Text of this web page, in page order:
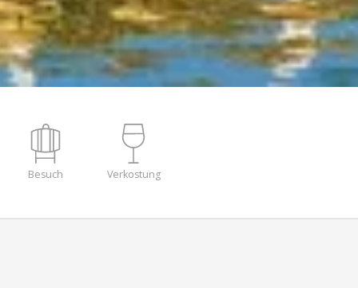
Besuch Verkostung